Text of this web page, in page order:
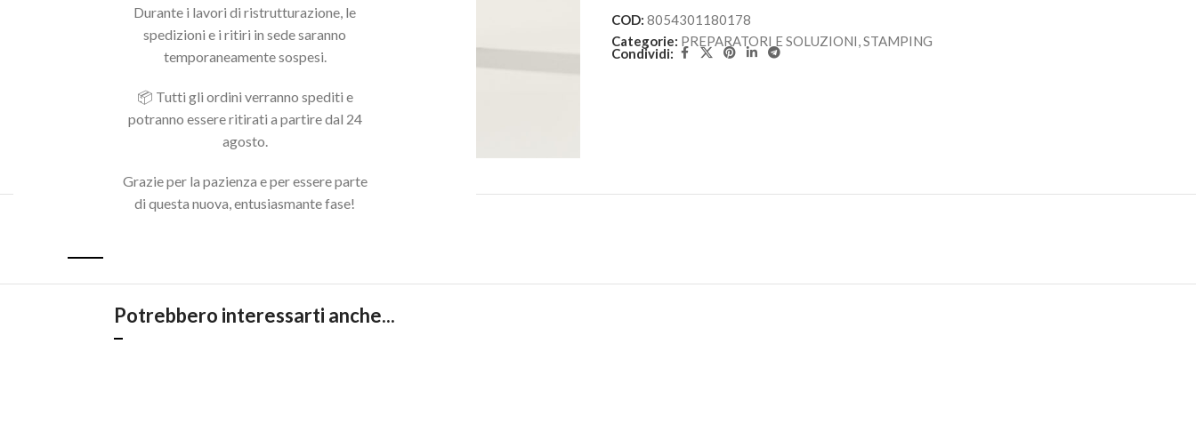
Durante i lavori di ristrutturazione, le
spedizioni e i ritiri in sede saranno
temporaneamente sospesi.
📦 Tutti gli ordini verranno spediti e
potranno essere ritirati a partire dal 24
agosto.
Grazie per la pazienza e per essere parte
di questa nuova, entusiasmante fase!
COD: 8054301180178
Categorie: PREPARATORI E SOLUZIONI,STAMPING
Condividi:
Potrebbero interessarti anche...